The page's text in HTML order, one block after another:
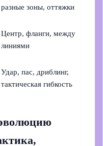
разные зоны, оттяжки
Центр, фланги, между
линиями
Удар, пас, дриблинг,
тактическая гибкость